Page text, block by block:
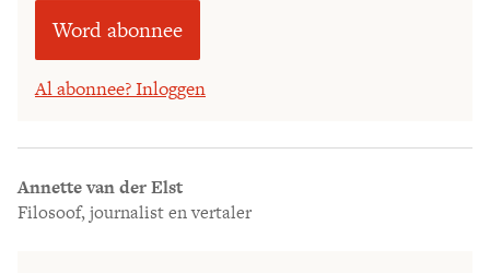
Word abonnee
Al abonnee? Inloggen
Annette van der Elst
Filosoof, journalist en vertaler